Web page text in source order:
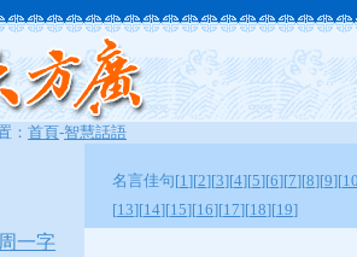
： 首頁-智慧話語
一字
名言佳句[1][2][3][4][5][6][7][8][9][
[13][14][15][16][17][18][19]